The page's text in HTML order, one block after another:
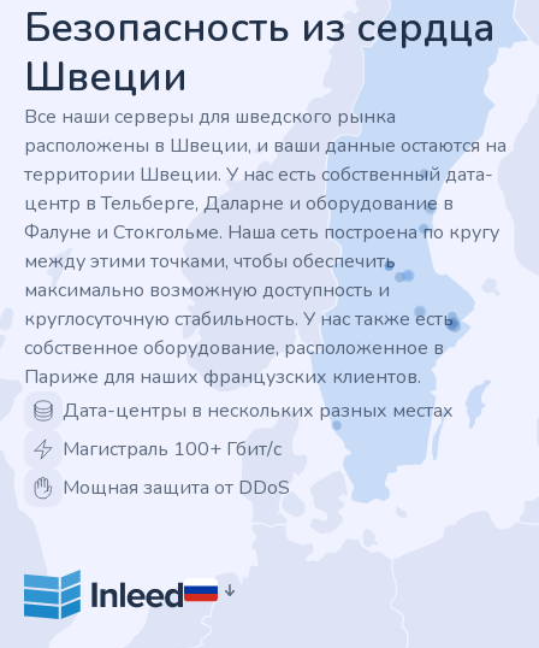
Безопасность из сердца
Швеции
Все наши серверы для шведского рынка
расположены в Швеции, и ваши данные остаются на
территории Швеции. У нас есть собственный дата-
центр в Тельберге, Даларне и оборудование в
Фалуне и Стокгольме. Наша сеть построена по кругу
между этими точками, чтобы обеспечить
максимально возможную доступность и
круглосуточную стабильность. У нас также есть
собственное оборудование, расположенное в
Париже для наших французских клиентов.
Дата-центры в нескольких разных местах
Магистраль 100+ Гбит/с
Мощная защита от DDoS